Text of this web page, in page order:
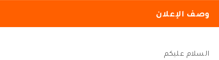
وصف الإعلان
السلام عليكم